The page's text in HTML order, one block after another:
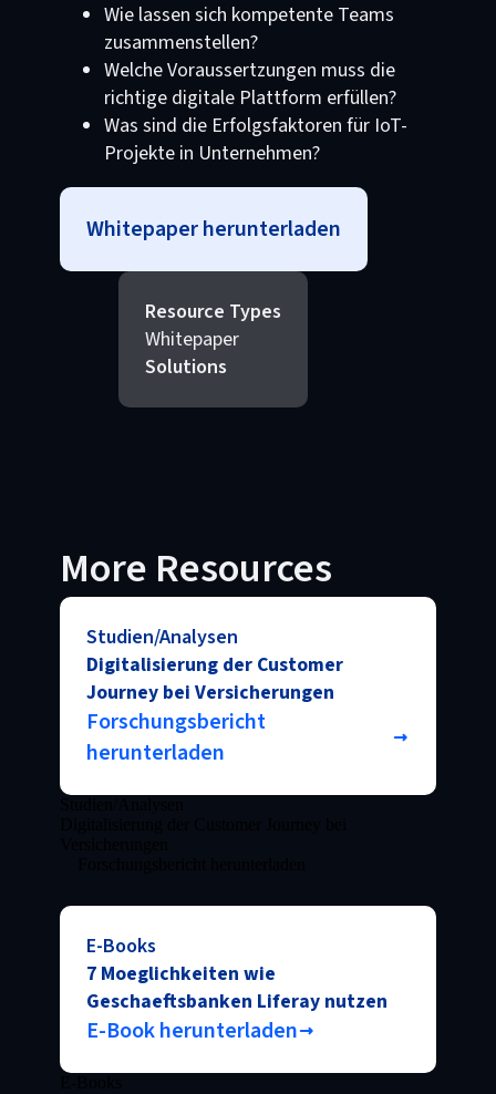
Wie lassen sich kompetente Teams
zusammenstellen?
Welche Voraussertzungen muss die
richtige digitale Plattform erfüllen?
Was sind die Erfolgsfaktoren für IoT-
Projekte in Unternehmen?
Whitepaper herunterladen
Resource Types
Whitepaper
Solutions
More Resources
Studien/Analysen
Digitalisierung der Customer
Journey bei Versicherungen
Forschungsbericht
herunterladen
E-Books
7 Moeglichkeiten wie
Geschaeftsbanken Liferay nutzen
E-Book herunterladen